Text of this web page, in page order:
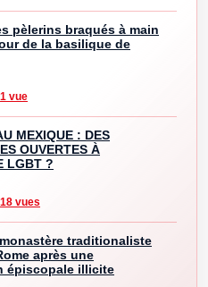
pèlerins braqués à main
de la basilique de
1 vue
MEXIQUE : DES
OUVERTES À
LGBT ?
18 vues
traditionaliste
après une
épiscopale illicite